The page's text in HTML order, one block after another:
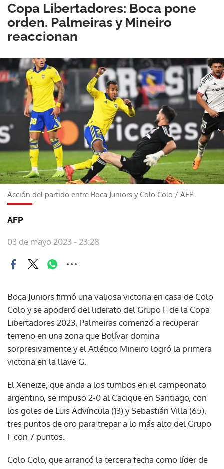
Copa Libertadores: Boca pone
orden. Palmeiras y Mineiro
reaccionan
Acción del partido entre Boca Juniors y Colo Colo / AFP
AFP
03 de mayo 2023 - 23:28
Boca Juniors firmó una valiosa victoria en casa de Colo
Colo y se apoderó del liderato del Grupo F de la Copa
Libertadores 2023, Palmeiras comenzó a recuperar
terreno en una zona que Bolívar domina
sorpresivamente y el Atlético Mineiro logró la primera
victoria en la llave G.
El Xeneize, que anda a los tumbos en el campeonato
argentino, se impuso 2-0 al Cacique en Santiago, con
los goles de Luis Advíncula (13) y Sebastián Villa (65),
tres puntos de oro para trepar a lo más alto del Grupo
F con 7 puntos.
Colo Colo, que arrancó la tercera fecha como líder de